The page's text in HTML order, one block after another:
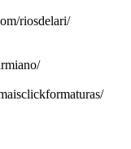
riosdelari/